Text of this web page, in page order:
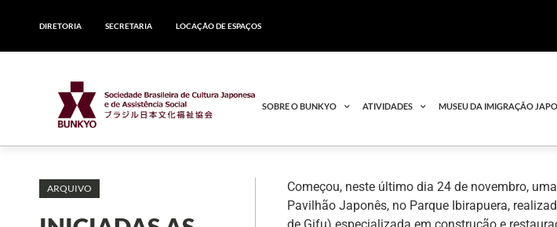
DIRETORIA SECRETARIA LOCAÇÃO DE ESPAÇOS
SOBRE O BUNKYO ATIVIDADES MUSEU DA IMIGRAÇÃO
ARQUIVO
Começou, neste último dia 24 de novembro,
Pavilhão Japonês, no Parque Ibirapuera,